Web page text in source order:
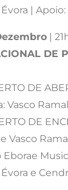
|
|
DE
DE
Vasco
DE
Vasco
Eborae
e